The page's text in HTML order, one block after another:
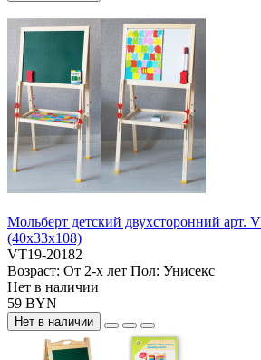
Мольберт детский двухсторонний арт.
(40х33х108)
VT19-20182
Возраст: От 2-х лет Пол: Унисекс
Нет в наличии
59 BYN
Нет в наличии